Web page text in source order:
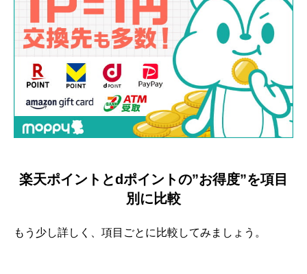
楽天ポイントとdポイントの”お得度”を項目
別に比較
もう少し詳しく、項目ごとに比較してみましょう。